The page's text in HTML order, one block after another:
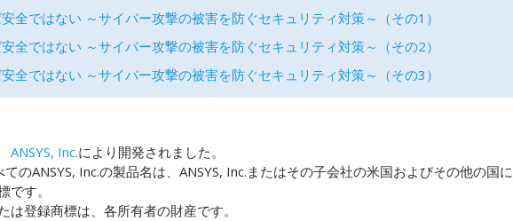
全ではない ～サイバー攻撃の被害を防ぐセキュリティ対策～（その1）
全ではない ～サイバー攻撃の被害を防ぐセキュリティ対策～（その2）
全ではない ～サイバー攻撃の被害を防ぐセキュリティ対策～（その3）
ANSYS, Inc.により開発されました。
のANSYS, Inc.の製品名は、ANSYS, Inc.またはその子会社の米国およびその他の国に
です。
は登録商標は、各所有者の財産です。